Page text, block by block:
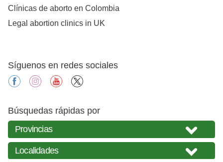
Clínicas de aborto en Colombia
Legal abortion clinics in UK
Síguenos en redes sociales
facebookinstagramyoutube
Búsquedas rápidas por